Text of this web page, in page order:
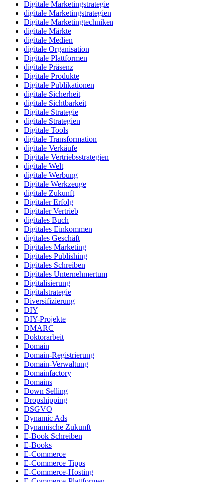
Digitale Marketingstrategie
digitale Marketingstrategien
Digitale Marketingtechniken
digitale Märkte
digitale Medien
digitale Organisation
Digitale Plattformen
digitale Präsenz
Digitale Produkte
Digitale Publikationen
digitale Sicherheit
digitale Sichtbarkeit
Digitale Strategie
digitale Strategien
Digitale Tools
digitale Transformation
digitale Verkäufe
Digitale Vertriebsstrategien
digitale Welt
digitale Werbung
Digitale Werkzeuge
digitale Zukunft
Digitaler Erfolg
Digitaler Vertrieb
digitales Buch
Digitales Einkommen
digitales Geschäft
Digitales Marketing
Digitales Publishing
Digitales Schreiben
Digitales Unternehmertum
Digitalisierung
Digitalstrategie
Diversifizierung
DIY
DIY-Projekte
DMARC
Doktorarbeit
Domain
Domain-Registrierung
Domain-Verwaltung
Domainfactory
Domains
Down Selling
Dropshipping
DSGVO
Dynamic Ads
Dynamische Zukunft
E-Book Schreiben
E-Books
E-Commerce
E-Commerce Tipps
E-Commerce-Hosting